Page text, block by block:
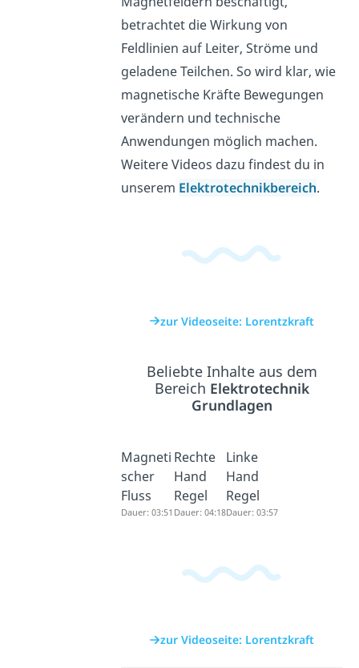
betrachtet die Wirkung von
Feldlinien auf Leiter, Ströme und
geladene Teilchen. So wird klar, wie
magnetische Kräfte Bewegungen
verändern und technische
Anwendungen möglich machen.
Weitere Videos dazu findest du in
unserem Elektrotechnikbereich.
zur Videoseite: Lorentzkraft
Beliebte Inhalte aus dem
Bereich Elektrotechnik
Grundlagen
Magneti
scher
Fluss
Dauer: 03:51
Rechte
Hand
Regel
Dauer: 04:18
Linke
Hand
Regel
Dauer: 03:57
zur Videoseite: Lorentzkraft